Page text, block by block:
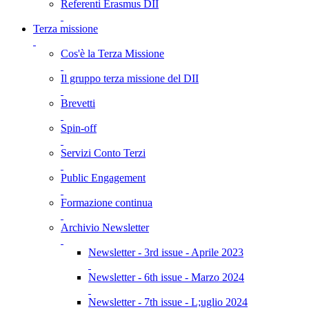
Referenti Erasmus DII
Terza missione
Cos'è la Terza Missione
Il gruppo terza missione del DII
Brevetti
Spin-off
Servizi Conto Terzi
Public Engagement
Formazione continua
Archivio Newsletter
Newsletter - 3rd issue - Aprile 2023
Newsletter - 6th issue - Marzo 2024
Newsletter - 7th issue - L;uglio 2024